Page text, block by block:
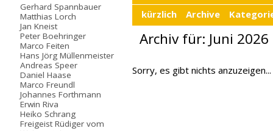
Gerhard Spannbauer
Matthias Lorch
Jan Kneist
Peter Boehringer
Marco Feiten
Hans Jörg Müllenmeister
Andreas Speer
Daniel Haase
Marco Freundl
Johannes Forthmann
Erwin Riva
Heiko Schrang
Freigeist Rüdiger vom
kürzlich Archive
Archiv für: Juni 2026
Sorry, es gibt nichts anzuzeigen...